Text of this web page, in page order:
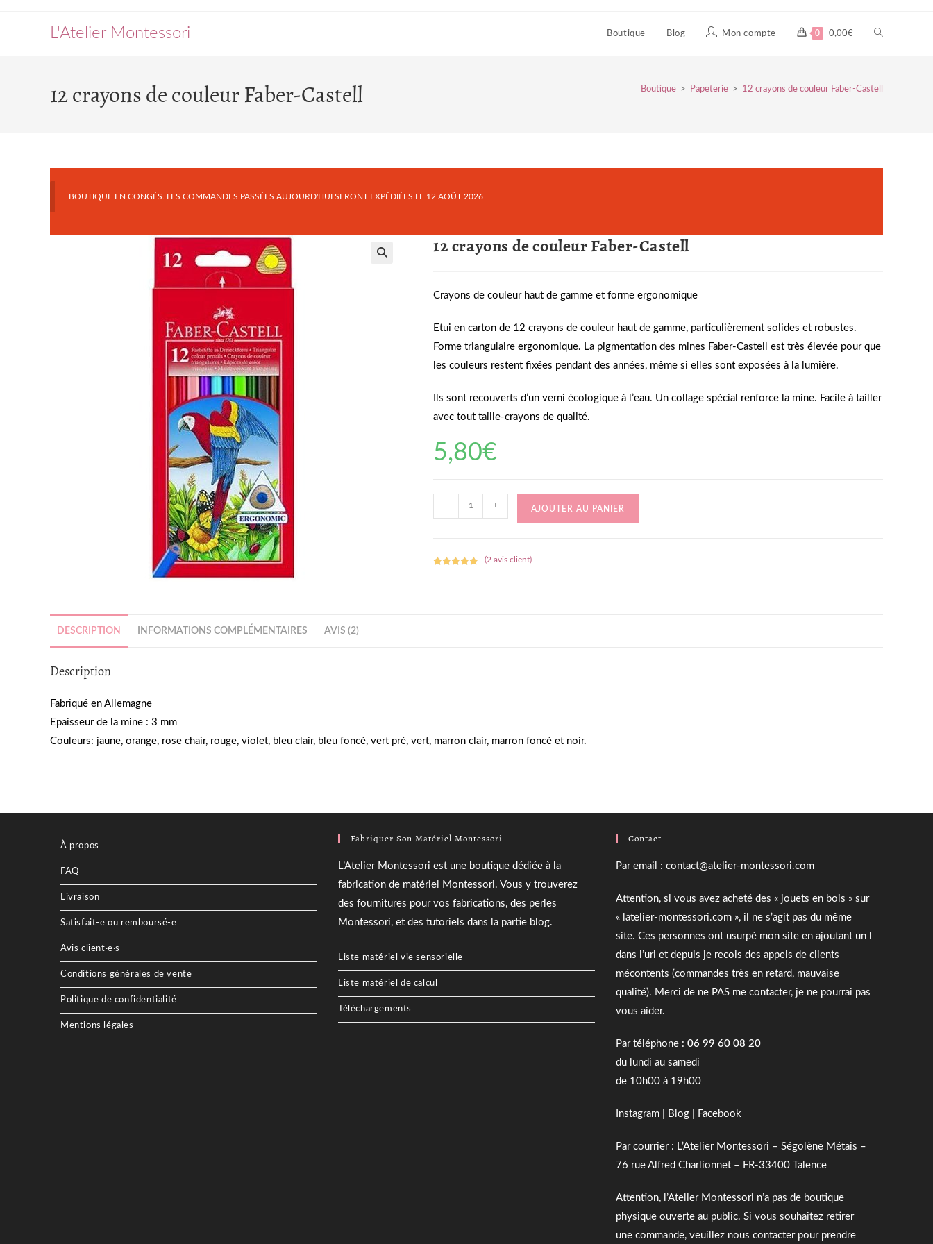
L'Atelier Montessori Boutique Blog Mon compte 0 0,00€ Toggle
12 crayons de couleur Faber-Castell Boutique > Papeterie > 12 crayons de couleur Faber-Castell
BOUTIQUE EN CONGÉS. LES COMMANDES PASSÉES AUJOURD'HUI SERONT EXPÉDIÉES LE 12 AOÛT 2026
12 crayons de couleur Faber-Castell
Crayons de couleur haut de gamme et forme ergonomique
Etui en carton de 12 crayons de couleur haut de gamme, particulièrement solides et robustes.
Forme triangulaire ergonomique. La pigmentation des mines Faber-Castell est très élevée pour que
les couleurs restent fixées pendant des années, même si elles sont exposées à la lumière.
Ils sont recouverts d’un verni écologique à l’eau. Un collage spécial renforce la mine. Facile à tailler
avec tout taille-crayons de qualité.
5,80€
de
- + AJOUTER AU PANIER
(2 avis client)
DESCRIPTION INFORMATIONS COMPLÉMENTAIRES AVIS (2)
Description
Fabriqué en Allemagne
Epaisseur de la mine : 3 mm
Couleurs: jaune, orange, rose chair, rouge, violet, bleu clair, bleu foncé, vert pré, vert, marron clair, marron foncé et noir.
À propos
FAQ
Livraison
Satisfait-e ou remboursé-e
Avis client·e·s
Conditions générales de vente
Politique de confidentialité
Mentions légales
Fabriquer Son Matériel Montessori
L’Atelier Montessori est une boutique dédiée à la
fabrication de matériel Montessori. Vous y trouverez
des fournitures pour vos fabrications, des perles
Montessori, et des tutoriels dans la partie blog.
Liste matériel vie sensorielle
Liste matériel de calcul
Téléchargements
Contact
Par email : contact@atelier-montessori.com
Attention, si vous avez acheté des « jouets en bois » sur
« latelier-montessori.com », il ne s’agit pas du même
site. Ces personnes ont usurpé mon site en ajoutant un l
dans l’url et depuis je recois des appels de clients
mécontents (commandes très en retard, mauvaise
qualité). Merci de ne PAS me contacter, je ne pourrai pas
vous aider.
Par téléphone : 06 99 60 08 20
du lundi au samedi
de 10h00 à 19h00
Instagram| Blog| Facebook
Par courrier : L’Atelier Montessori – Ségolène Métais –
76 rue Alfred Charlionnet – FR-33400 Talence
Attention, l’Atelier Montessori n’a pas de boutique
physique ouverte au public. Si vous souhaitez retirer
une commande, veuillez nous contacter pour prendre